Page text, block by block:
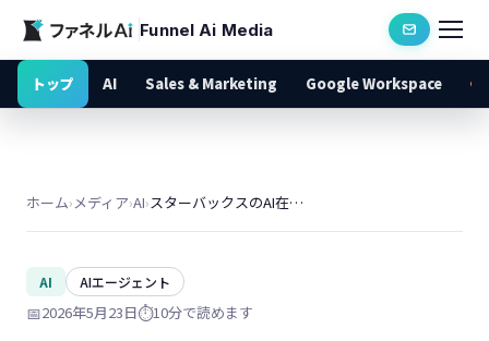
Funnel Ai Media
トップ AI Sales & Marketing Google Workspace
ホーム›メディア›AI› スターバックスのAI在庫管理廃止に学ぶ、AI導入失敗の原因と現場運用のチェックポイント
AI AIエージェント
📅2026年5月23日⏱️10分で読めます